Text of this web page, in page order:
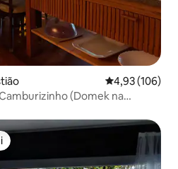
Priemerné
4,93 (106)
(Domek na